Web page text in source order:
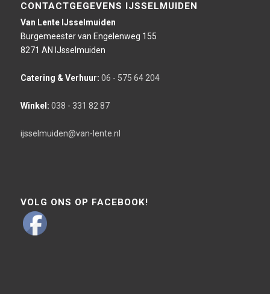
CONTACTGEGEVENS IJSSELMUIDEN
Van Lente IJsselmuiden
Burgemeester van Engelenweg 155
8271 AN IJsselmuiden
Catering & Verhuur: 06 - 575 64 204
Winkel: 038 - 331 82 87
ijsselmuiden@van-lente.nl
VOLG ONS OP FACEBOOK!